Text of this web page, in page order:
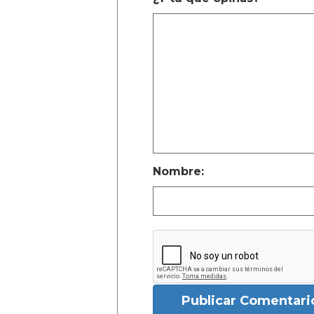
Nombre:
Publicar